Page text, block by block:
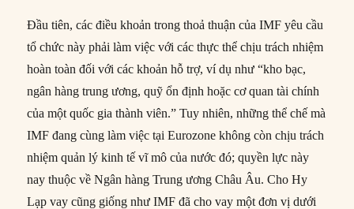
Đầu tiên, các điều khoản trong thoả thuận của IMF yêu cầu
tổ chức này phải làm việc với các thực thể chịu trách nhiệm
hoàn toàn đối với các khoản hỗ trợ, ví dụ như “kho bạc,
ngân hàng trung ương, quỹ ổn định hoặc cơ quan tài chính
của một quốc gia thành viên.” Tuy nhiên, những thể chế mà
IMF đang cùng làm việc tại Eurozone không còn chịu trách
nhiệm quản lý kinh tế vĩ mô của nước đó; quyền lực này
nay thuộc về Ngân hàng Trung ương Châu Âu. Cho Hy
Lạp vay cũng giống như IMF đã cho vay một đơn vị dưới